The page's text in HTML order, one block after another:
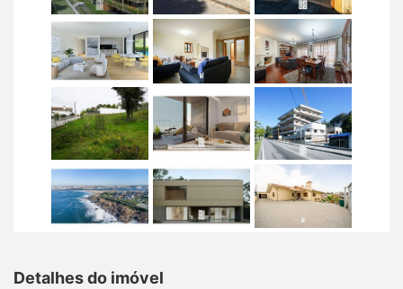
Detalhes do imóvel